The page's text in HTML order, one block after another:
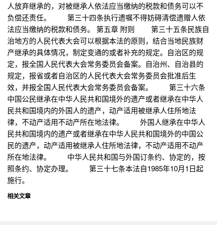
人放弃继承的，对被继承人依法应当缴纳的税款和债务可以不
负偿还责任。 第三十四条执行遗嘱不得妨碍清偿遗赠人依
法应当缴纳的税款和债务。 第五章 附则 第三十五条民族自
治地方的人民代表大会可以根据本法的原则，结合当地民族财
产继承的具体情况，制定变通的或者补充的规定。自治区的规
定，报全国人民代表大会常务委员会备案。自治州、自治县的
规定，报省或者自治区的人民代表大会常务委员会批准后生
效，并报全国人民代表大会常务委员会备案。 第三十六条
中国公民继承在中华人民共和国境外的遗产或者继承在中华人
民共和国境内的外国人的遗产，动产适用被继承人住所地法
律，不动产适用不动产所在地法律。 外国人继承在中华人
民共和国境内的遗产或者继承在中华人民共和国境外的中国公
民的遗产，动产适用被继承人住所地法律，不动产适用不动产
所在地法律。 中华人民共和国与外国订条约、协定的，按
照条约、协定办理。 第三十七条本法自1985年10月1日起
施行。
相关文章